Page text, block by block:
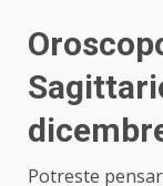
Potreste